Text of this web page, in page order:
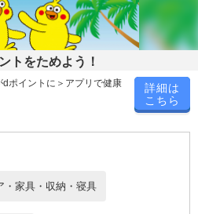
トをためよう！
dポイントに＞アプリで健康
詳細は
こちら
・家具・収納・寝具